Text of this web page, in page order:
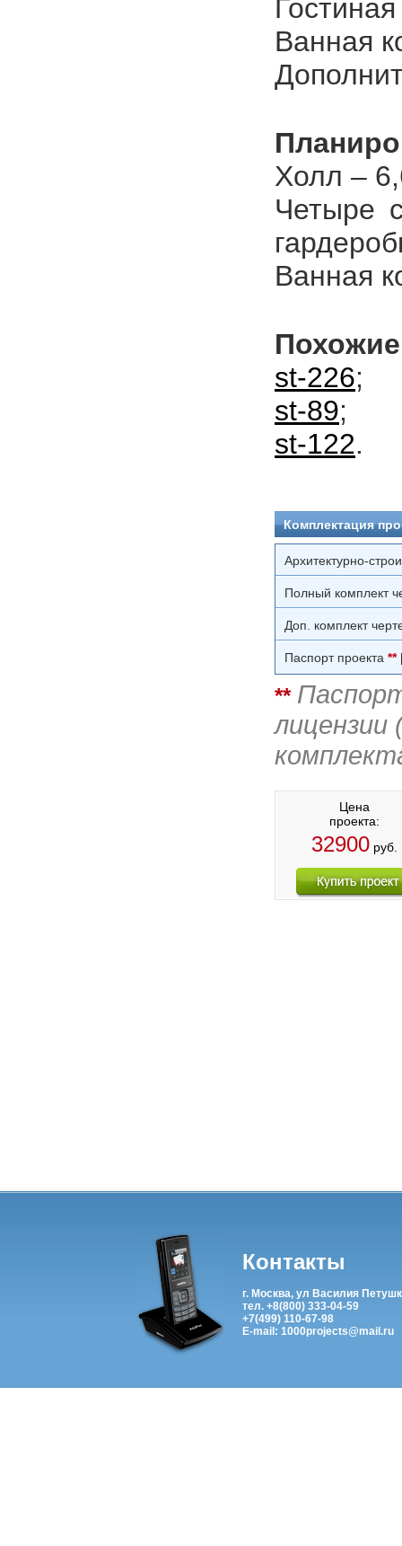
Ванная
Холл –
Четыре
Ванная
st-226;
st-89;
st-122.
Комплектация
Архитектурно-
Полный комплект
Доп. комплект
Паспорт проекта **
**
лицензии
Цена
проекта:
32900руб.
Контакты
г. Москва, ул Василия
тел. +8(800) 333-04-59
+7(499) 110-67-98
E-mail: 1000projects@mail.ru